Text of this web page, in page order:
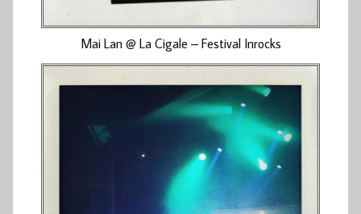
Mai Lan @ La Cigale – Festival Inrocks